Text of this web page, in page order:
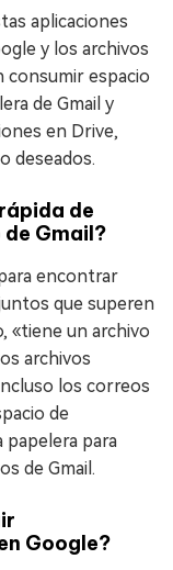
aplicaciones
y los archivos
consumir espacio
de Gmail y
en Drive,
deseados.
de
Gmail?
encontrar
que superen
«tiene un archivo
archivos
los correos
de
papelera para
de Gmail.
Google?